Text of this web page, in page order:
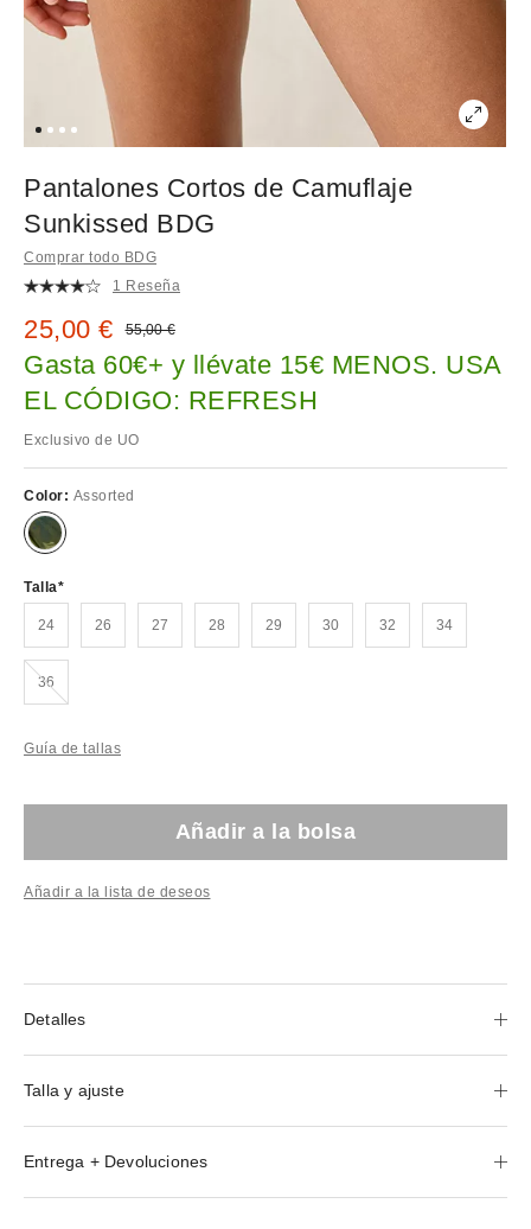
Pantalones Cortos de Camuflaje
Sunkissed BDG
Comprar todo BDG
1 Reseña
Precio rebajado:
25,00 € Precio original:
55,00 €
Gasta 60€+ y llévate 15€ MENOS. USA
EL CÓDIGO: REFRESH
Exclusivo de UO
Color: Assorted
Talla
24 26 27 28 29 30 32 34
36¡Agotado!
Guía de tallas
Añadir a la bolsa
Añadir a la lista de deseos
Detalles
Talla y ajuste
Entrega + Devoluciones